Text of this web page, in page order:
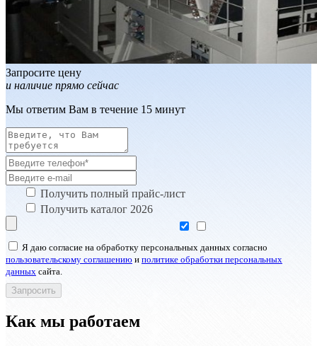
Запросите цену
и наличие прямо сейчас
Мы ответим Вам в течение 15 минут
Получить полный прайс-лист
Получить каталог 2026
Я даю согласие на обработку персональных данных согласно
пользовательскому соглашению и политике обработки персональных
данных сайта.
Как мы работаем